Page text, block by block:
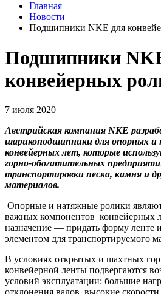
Главная
Новости
Подшипники NKE для
Подшипники
конвейерных
7 июля 2020
Австрийская компания NKE
шарикоподшипники для опорных
конвейерных лет, которые
горно-обогатительных
транспортировки песка, камня и
материалов.
Опорные и натяжные ролики
важных компонентов конвейерных
назначение — придать форму ленте
элементом для транспортируемого
В условиях открытых и шахтных
конвейерной ленты подвергаются
условий эксплуатации: большие